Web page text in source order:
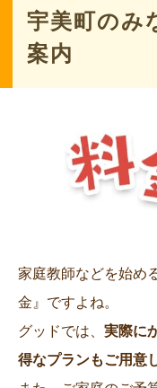
宇美町のみ
案内
家庭教師などを始め
金』ですよね。
グッドでは、 実際に
得なプランもご用意